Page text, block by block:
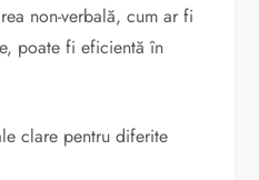
non-verbală, cum ar fi
poate fi eficientă în
clare pentru diferite